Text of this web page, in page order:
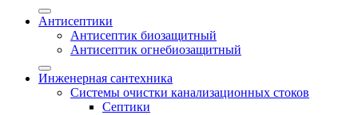
Антисептики
Антисептик биозащитный
Антисептик огнебиозащитный
Инженерная сантехника
Системы очистки канализационных стоков
Септики